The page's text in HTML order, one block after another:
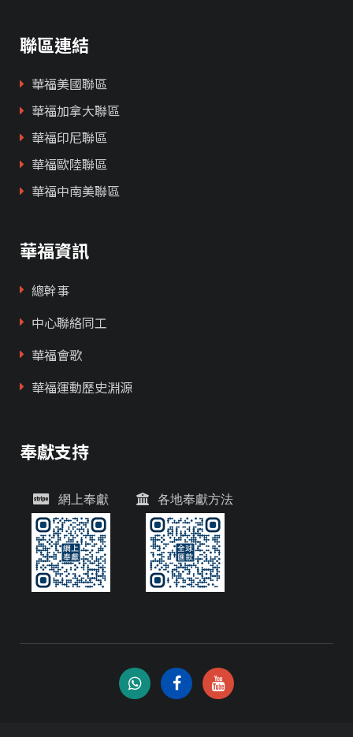
聯區連結
華福美國聯區
華福加拿大聯區
華福印尼聯區
華福歐陸聯區
華福中南美聯區
華福資訊
總幹事
中心聯絡同工
華福會歌
華福運動歷史淵源
奉獻支持
網上奉獻 各地奉獻方法